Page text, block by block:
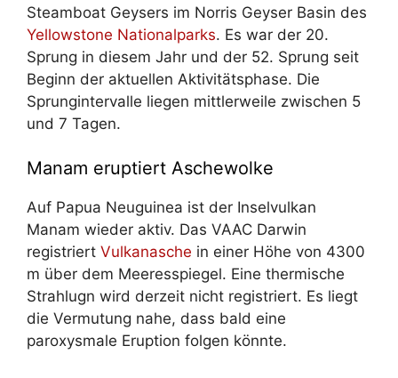
Steamboat Geysers im Norris Geyser Basin des
Yellowstone Nationalparks. Es war der 20.
Sprung in diesem Jahr und der 52. Sprung seit
Beginn der aktuellen Aktivitätsphase. Die
Sprungintervalle liegen mittlerweile zwischen 5
und 7 Tagen.
Manam eruptiert Aschewolke
Auf Papua Neuguinea ist der Inselvulkan
Manam wieder aktiv. Das VAAC Darwin
registriert Vulkanasche in einer Höhe von 4300
m über dem Meeresspiegel. Eine thermische
Strahlugn wird derzeit nicht registriert. Es liegt
die Vermutung nahe, dass bald eine
paroxysmale Eruption folgen könnte.